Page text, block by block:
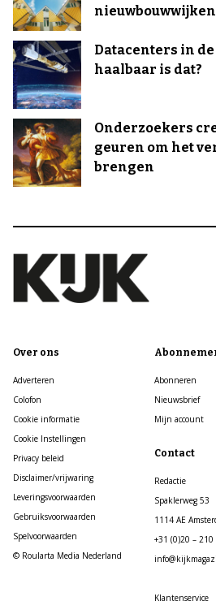
nieuwbouwwijken
Datacenters in
haalbaar is dat?
Onderzoekers
geuren om het
brengen
Over ons
Adverteren
Colofon
Cookie informatie
Cookie Instellingen
Privacy beleid
Disclaimer/vrijwaring
Leveringsvoorwaarden
Gebruiksvoorwaarden
Spelvoorwaarden
© Roularta Media Nederland
Abonneren
Nieuwsbrief
Mijn account
Contact
Redactie
Spaklerweg 53
1114 AE
+31 (0)20 – 210
Klantenservice